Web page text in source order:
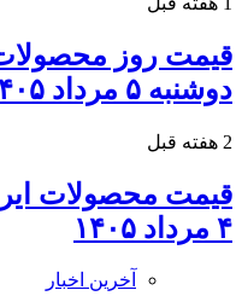
قیمت روز محصولات
دوشنبه ۵ مرداد ۱۴۰۵
2 هفته قبل
قیمت محصولات
۴ مرداد ۱۴۰۵
آخرین اخبار